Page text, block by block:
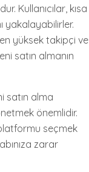
Kullanıcılar, kısa
yakalayabilirler.
yüksek takipçi ve
satın almanın
satın alma
önemlidir.
seçmek
zarar